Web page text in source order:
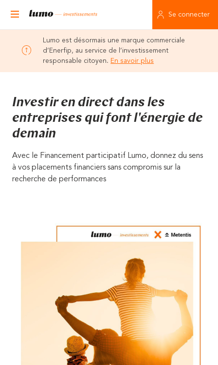
Se connecter
Lumo est désormais une marque commerciale
d’Enerfip, au service de l’investissement
responsable citoyen. En savoir plus
Investir en direct dans les
entreprises qui font l'énergie de
demain
Avec le Financement participatif Lumo, donnez du sens
à vos placements financiers sans compromis sur la
recherche de performances